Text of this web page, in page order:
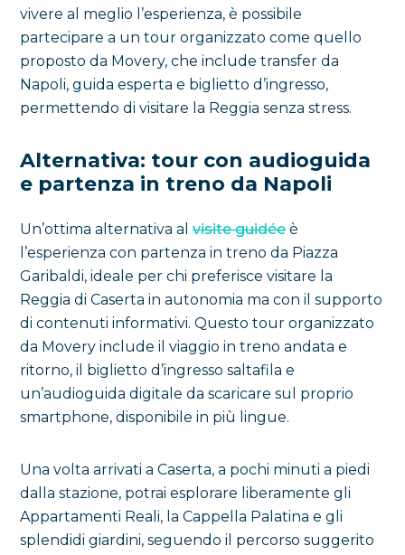
vivere al meglio l’esperienza, è possibile
partecipare a un tour organizzato come quello
proposto da Movery, che include transfer da
Napoli, guida esperta e biglietto d’ingresso,
permettendo di visitare la Reggia senza stress.
Alternativa: tour con audioguida
e partenza in treno da Napoli
Un’ottima alternativa al visite guidée è
l’esperienza con partenza in treno da Piazza
Garibaldi, ideale per chi preferisce visitare la
Reggia di Caserta in autonomia ma con il supporto
di contenuti informativi. Questo tour organizzato
da Movery include il viaggio in treno andata e
ritorno, il biglietto d’ingresso saltafila e
un’audioguida digitale da scaricare sul proprio
smartphone, disponibile in più lingue.
Una volta arrivati a Caserta, a pochi minuti a piedi
dalla stazione, potrai esplorare liberamente gli
Appartamenti Reali, la Cappella Palatina e gli
splendidi giardini, seguendo il percorso suggerito